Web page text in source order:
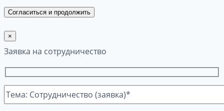
Согласиться и продолжить
×
Заявка на сотрудничество